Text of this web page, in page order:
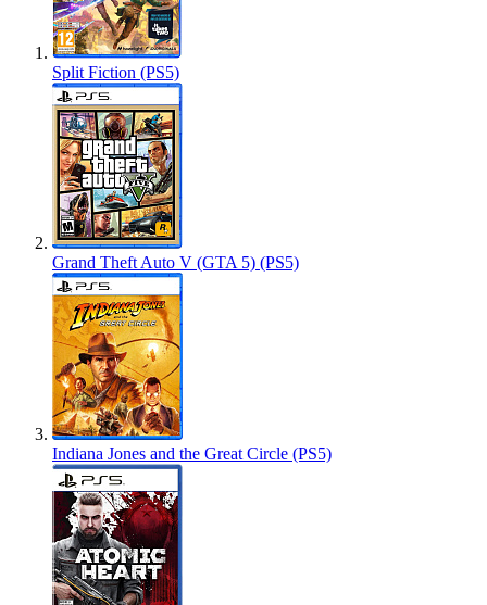
Split Fiction (PS5)
Grand Theft Auto V (GTA 5) (PS5)
Indiana Jones and the Great Circle (PS5)